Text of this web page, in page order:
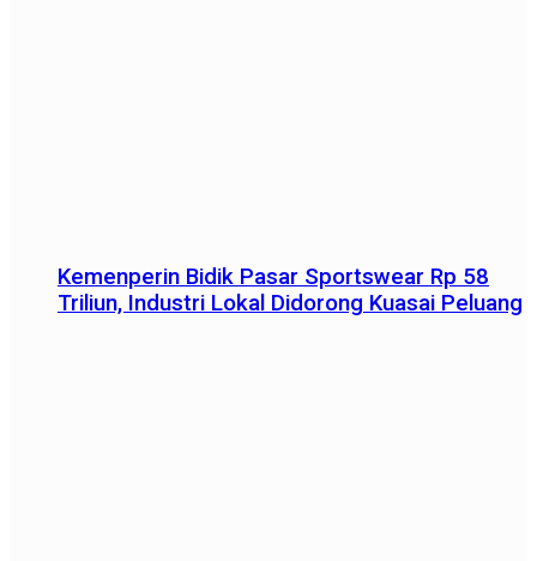
Kemenperin Bidik Pasar Sportswear Rp 58
Triliun, Industri Lokal Didorong Kuasai Peluang